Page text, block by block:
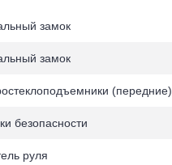
замок
замок
(передние)
безопасности
руля